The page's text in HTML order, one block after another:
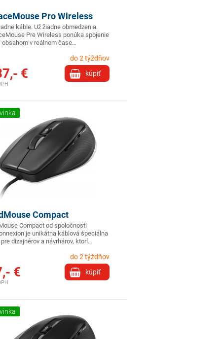
Pro Wireless
káble. Už žiadne obmedzenia.
Pre Wireless ponúka spojenie
obsahom v reálnom čase…
do 2 týždňov
kúpiť
€
Compact
Compact od spoločnosti
je unikátna káblová špeciálna
dizajnérov a návrhárov, ktorí…
do 2 týždňov
kúpiť
€